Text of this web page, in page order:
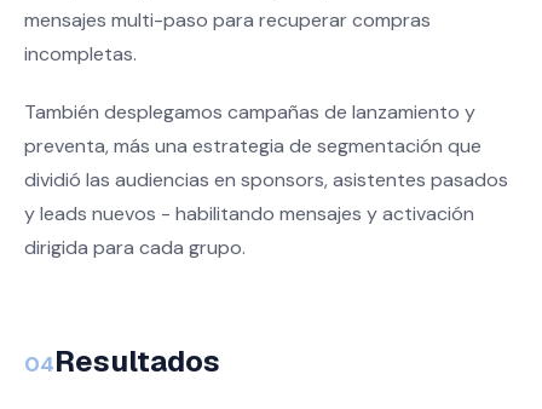
mensajes multi-paso para recuperar compras
incompletas.
También desplegamos campañas de lanzamiento y
preventa, más una estrategia de segmentación que
dividió las audiencias en sponsors, asistentes pasados
y leads nuevos - habilitando mensajes y activación
dirigida para cada grupo.
04Resultados